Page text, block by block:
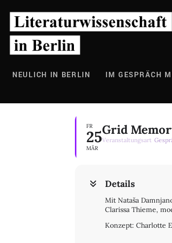
Inhalt
springen
NEULICH IN BERLIN IM GESPRÄCH
FR
25
MÄR
Grid
Veranstaltungsart
Details
Mit Nataša
Clarissa Thieme,
Konzept: Charlotte